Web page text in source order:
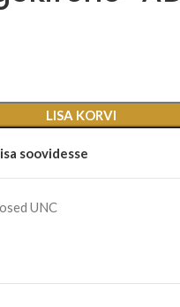
LISA KORVI
soovidesse
UNC